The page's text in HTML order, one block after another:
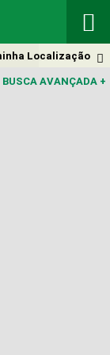


Localização
BUSCA AVANÇADA +